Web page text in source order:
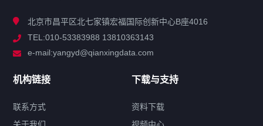
解决方案
北京市昌平区北七家镇宏福国际创新中心B座4016
TEL:010-53383988 13810363143
e-mail:yangyd@qianxingdata.com
机构链接
联系方式
关于我们
下载与支持
资料下载
视频中心